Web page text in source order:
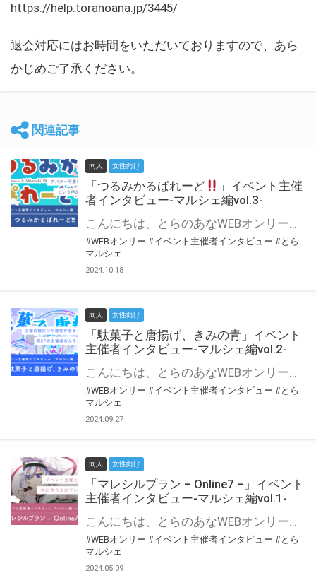
https://help.toranoana.jp/3445/
退会対応にはお時間をいただいておりますので、あら
かじめご了承ください。
関連記事
同人 女性向け
「つるみかるぱれーど
」イベント主催
者インタビュー-マルシェ編vol.3-
こんにちは、とらのあなWEBオンリー運営スタッフです。 新たにお届けする、イベント主催者インタビュー-マルシェ編-は、 とらのあなWEBオンリー「マルシェ」をご利用した主催様に 「マルシェ」を使って開催した感想や心がけをお聞きする企画です。 今回は、WEBオンリー初開催「つるみかるぱれーど
#WEBオンリー #イベント主催者インタビュー #とら
マルシェ
2024.10.18
同人 女性向け
「駄菓子と唐揚げ、きみの青」イベント
主催者インタビュー-マルシェ編vol.2-
こんにちは、とらのあなWEBオンリー運営スタッフです。 新たにお届けする、イベント主催者インタビュー-マルシェ編-は、 とらのあなWEBオンリー「マルシェ」をご利用の主催様に 「マルシェ」を使ってイベントを開催した感想や心がけをお聞きする企画です。 今回は、WEBオンリー初開催「駄菓子と唐揚げ、きみの青」より、 主催のぎこ六屋様にお話を伺いました。 協力：ぎこ六屋様／イベント公式Twitter（@krkgwks） とらのあなWEBオンリー「マルシェ」とは？ WEBオンリーでリアルタイムでコミュニケーションがとれるオンライン会場です。
#WEBオンリー #イベント主催者インタビュー #とら
マルシェ
2024.09.27
同人 女性向け
「マレシルプラン – Online7 –」イベント
主催者インタビュー-マルシェ編vol.1-
こんにちは、とらのあなWEBオンリー運営スタッフです。 新たにお届けする、イベント主催者インタビュー-マルシェ編-は、 とらのあなWEBオンリー「マルシェ」をご利用した主催様に 「マルシェ」を使って開催した感想や心がけをお聞きする企画です。 今回は、WEBオンリー開催7回目迎えた「マレシルプラン – Online7 –」より、 主催の玉川うた様にお話を伺いました。 ▼マレシルプランのインタビュー前回記事 「イベント主催者インタビュー vol.6」はこちら 協力：玉川うた様（マレシルプラン実行委員会 代表）／イベント公式Twitter（@mallesil_plan） とらのあなWEBオンリー「マルシェ」とは？ WEBオンリーでリアルタイムでコミュニケーションがとれるオンライン会場です。
#WEBオンリー #イベント主催者インタビュー #とら
マルシェ
2024.05.09